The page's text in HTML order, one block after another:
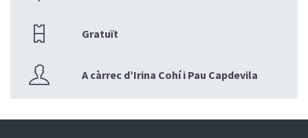
Gratuït
A càrrec d’Irina Cohí i Pau Capdevila